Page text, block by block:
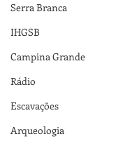
Serra Branca
IHGSB
Campina Grande
Rádio
Escavações
Arqueologia